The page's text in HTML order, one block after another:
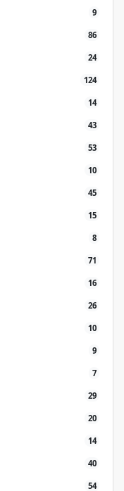
9
86
24
124
14
43
53
10
45
15
8
71
16
26
10
9
7
29
20
14
40
54